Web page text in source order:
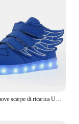
7ipupas Nuove scarpe di ricarica USB 25-35 scarpe luminose ala led scarpe ragazzi e ragazze tendenza moda 7 colori sneakers luminose